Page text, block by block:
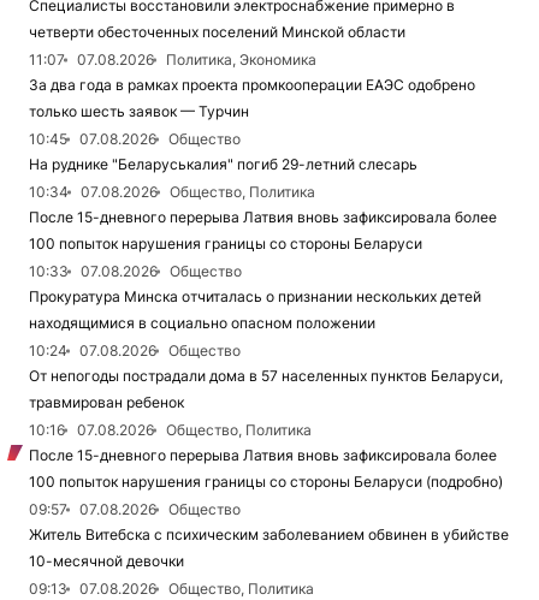
Специалисты восстановили электроснабжение примерно в
четверти обесточенных поселений Минской области
11:07
07.08.2026
Политика, Экономика
За два года в рамках проекта промкооперации ЕАЭС одобрено
только шесть заявок — Турчин
10:45
07.08.2026
Общество
На руднике "Беларуськалия" погиб 29-летний слесарь
10:34
07.08.2026
Общество, Политика
После 15-дневного перерыва Латвия вновь зафиксировала более
100 попыток нарушения границы со стороны Беларуси
10:33
07.08.2026
Общество
Прокуратура Минска отчиталась о признании нескольких детей
находящимися в социально опасном положении
10:24
07.08.2026
Общество
От непогоды пострадали дома в 57 населенных пунктов Беларуси,
травмирован ребенок
10:16
07.08.2026
Общество, Политика
После 15-дневного перерыва Латвия вновь зафиксировала более
100 попыток нарушения границы со стороны Беларуси (подробно)
09:57
07.08.2026
Общество
Житель Витебска с психическим заболеванием обвинен в убийстве
10-месячной девочки
09:13
07.08.2026
Общество, Политика